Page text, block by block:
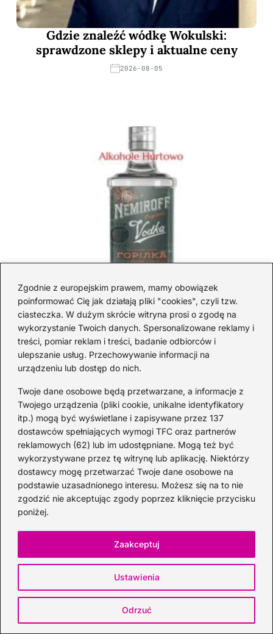
Zgodnie z europejskim prawem, mamy obowiązek
poinformować Cię jak działają pliki "cookies", czyli tzw.
ciasteczka. W dużym skrócie witryna prosi o zgodę na
wykorzystanie Twoich danych. Spersonalizowane reklamy i
treści, pomiar reklam i treści, badanie odbiorców i
ulepszanie usług. Przechowywanie informacji na
urządzeniu lub dostęp do nich.
Twoje dane osobowe będą przetwarzane, a informacje z
Twojego urządzenia (pliki cookie, unikalne identyfikatory
itp.) mogą być wyświetlane i zapisywane przez 137
dostawców spełniających wymogi TFC oraz partnerów
reklamowych (62) lub im udostępniane. Mogą też być
wykorzystywane przez tę witrynę lub aplikację. Niektórzy
dostawcy mogę przetwarzać Twoje dane osobowe na
podstawie uzasadnionego interesu. Możesz się na to nie
zgodzić nie akceptując zgody poprzez kliknięcie przycisku
poniżej.
Ustawienia
Odrzuć
Zaakceptuj
Gdzie znaleźć wódkę Wokulski:
sprawdzone sklepy i aktualne ceny
2026-08-05
Gdzie kupić Nemiroff: porównanie
sklepów i aktualne ceny
Alkohol na walentynki: 10 pomysłów na
prezenty i drinki dla niej i dla niego